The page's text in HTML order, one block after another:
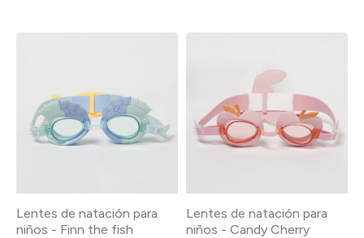
Lentes de natación para
niños - Finn the fish
Lentes de natación para
niños - Candy Cherry